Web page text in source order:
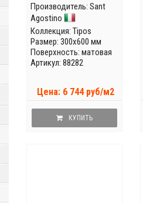
Производитель: Sant
Agostino
Коллекция: Tipos
Размер: 300x600 мм
Поверхность: матовая
Артикул: 88282
Цена: 6 744 руб/м2
КУПИТЬ